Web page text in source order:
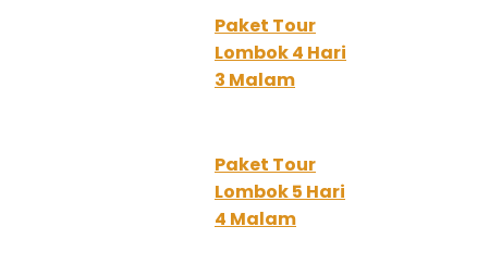
Paket Tour
Lombok 4 Hari
3 Malam
Paket Tour
Lombok 5 Hari
4 Malam